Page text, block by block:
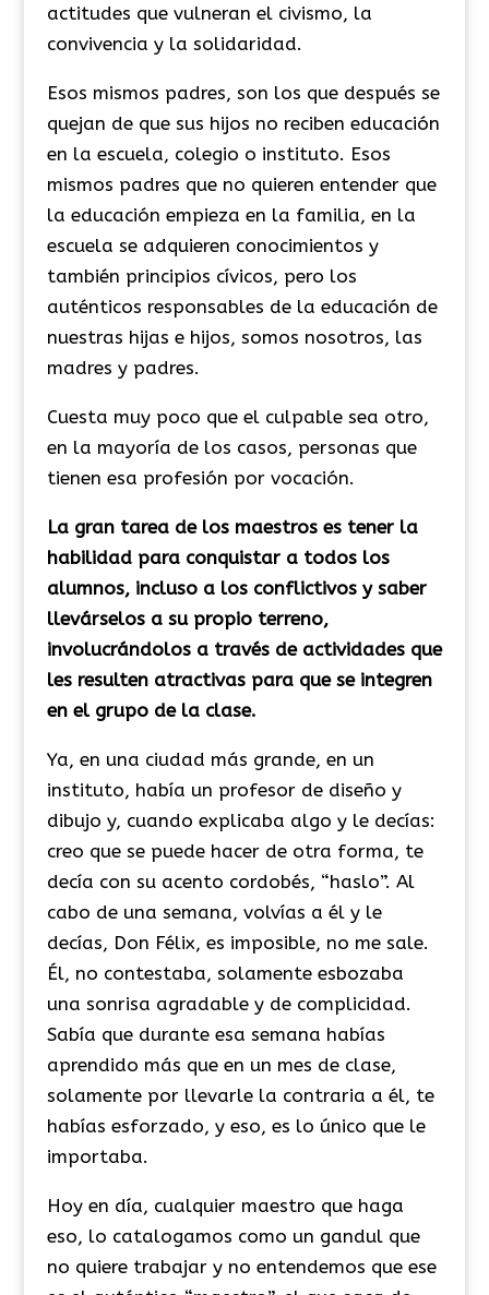
actitudes que vulneran el civismo, la
convivencia y la solidaridad.
Esos mismos padres, son los que después se
quejan de que sus hijos no reciben educación
en la escuela, colegio o instituto. Esos
mismos padres que no quieren entender que
la educación empieza en la familia, en la
escuela se adquieren conocimientos y
también principios cívicos, pero los
auténticos responsables de la educación de
nuestras hijas e hijos, somos nosotros, las
madres y padres.
Cuesta muy poco que el culpable sea otro,
en la mayoría de los casos, personas que
tienen esa profesión por vocación.
La gran tarea de los maestros es tener la
habilidad para conquistar a todos los
alumnos, incluso a los conflictivos y saber
llevárselos a su propio terreno,
involucrándolos a través de actividades que
les resulten atractivas para que se integren
en el grupo de la clase.
Ya, en una ciudad más grande, en un
instituto, había un profesor de diseño y
dibujo y, cuando explicaba algo y le decías:
creo que se puede hacer de otra forma, te
decía con su acento cordobés, “haslo”. Al
cabo de una semana, volvías a él y le
decías, Don Félix, es imposible, no me sale.
Él, no contestaba, solamente esbozaba
una sonrisa agradable y de complicidad.
Sabía que durante esa semana habías
aprendido más que en un mes de clase,
solamente por llevarle la contraria a él, te
habías esforzado, y eso, es lo único que le
importaba.
Hoy en día, cualquier maestro que haga
eso, lo catalogamos como un gandul que
no quiere trabajar y no entendemos que ese